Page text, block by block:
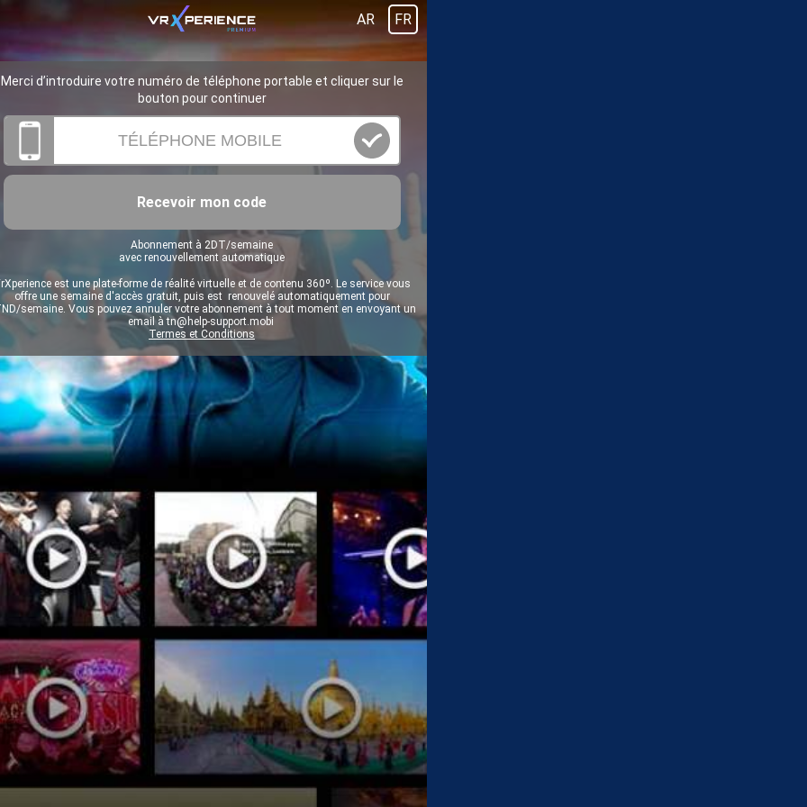
AR FR
Merci d’introduire votre numéro de téléphone portable et cliquer sur le
bouton pour continuer
Recevoir mon code
Abonnement à 2DT/semaine
avec renouvellement automatique
est une plate-forme de réalité virtuelle et de contenu 360º. Le service vous
offre une semaine d'accès gratuit, puis est renouvelé automatiquement pour
semaine. Vous pouvez annuler votre abonnement à tout moment en envoyant un
email àtn@help-support.mobi
Termes et Conditions